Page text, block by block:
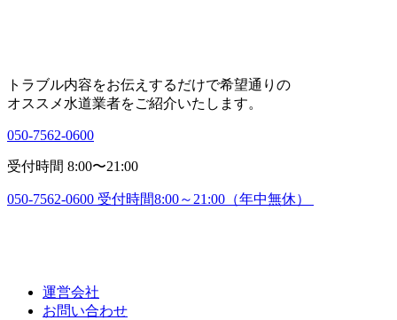
トラブル内容をお伝えするだけで希望通りの
オススメ水道業者をご紹介いたします。
050-7562-0600
受付時間 8:00〜21:00
050-7562-0600 受付時間8:00～21:00（年中無休）
運営会社
お問い合わせ